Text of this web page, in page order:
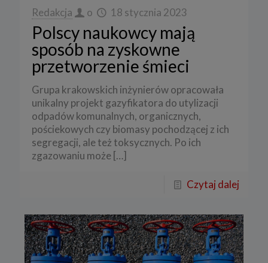
Redakcja o 18 stycznia 2023
Polscy naukowcy mają
sposób na zyskowne
przetworzenie śmieci
Grupa krakowskich inżynierów opracowała
unikalny projekt gazyfikatora do utylizacji
odpadów komunalnych, organicznych,
pościekowych czy biomasy pochodzącej z ich
segregacji, ale też toksycznych. Po ich
zgazowaniu może[…]
Czytaj dalej